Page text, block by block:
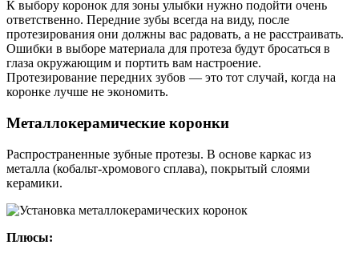
К выбору коронок для зоны улыбки нужно подойти очень
ответственно. Передние зубы всегда на виду, после
протезирования они должны вас радовать, а не расстраивать.
Ошибки в выборе материала для протеза будут бросаться в
глаза окружающим и портить вам настроение.
Протезирование передних зубов — это тот случай, когда на
коронке лучше не экономить.
Металлокерамические коронки
Распространенные зубные протезы. В основе каркас из
металла (кобальт-хромового сплава), покрытый слоями
керамики.
Плюсы: